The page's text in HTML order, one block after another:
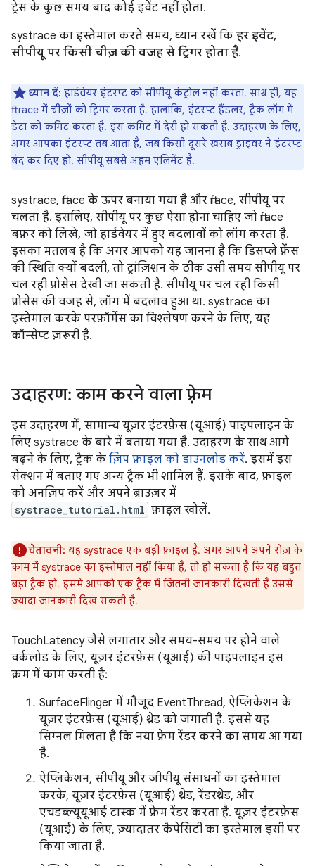
ट्रेस के कुछ समय बाद कोई इवेंट नहीं होता.
systrace का इस्तेमाल करते समय, ध्यान रखें कि हर इवेंट,
सीपीयू पर किसी चीज़ की वजह से ट्रिगर होता है.
ध्यान दें: हार्डवेयर इंटरप्ट को सीपीयू कंट्रोल नहीं करता. साथ ही, यह
ftrace में चीज़ों को ट्रिगर करता है. हालांकि, इंटरप्ट हैंडलर, ट्रैक लॉग में
डेटा को कमिट करता है. इस कमिट में देरी हो सकती है. उदाहरण के लिए,
अगर आपका इंटरप्ट तब आता है, जब किसी दूसरे खराब ड्राइवर ने इंटरप्ट
बंद कर दिए हों. सीपीयू सबसे अहम एलिमेंट है.
systrace, ftrace के ऊपर बनाया गया है और ftrace, सीपीयू पर
चलता है. इसलिए, सीपीयू पर कुछ ऐसा होना चाहिए जो ftrace
बफ़र को लिखे, जो हार्डवेयर में हुए बदलावों को लॉग करता है.
इसका मतलब है कि अगर आपको यह जानना है कि डिसप्ले फ़ेंस
की स्थिति क्यों बदली, तो ट्रांज़िशन के ठीक उसी समय सीपीयू पर
चल रही प्रोसेस देखी जा सकती है. सीपीयू पर चल रही किसी
प्रोसेस की वजह से, लॉग में बदलाव हुआ था. systrace का
इस्तेमाल करके परफ़ॉर्मेंस का विश्लेषण करने के लिए, यह
कॉन्सेप्ट ज़रूरी है.
उदाहरण: काम करने वाला फ़्रेम
इस उदाहरण में, सामान्य यूज़र इंटरफ़ेस (यूआई) पाइपलाइन के
लिए systrace के बारे में बताया गया है. उदाहरण के साथ आगे
बढ़ने के लिए, ट्रैक के ज़िप फ़ाइल को डाउनलोड करें. इसमें इस
सेक्शन में बताए गए अन्य ट्रैक भी शामिल हैं. इसके बाद, फ़ाइल
को अनज़िप करें और अपने ब्राउज़र में
systrace_tutorial.html फ़ाइल खोलें.
चेतावनी: यह systrace एक बड़ी फ़ाइल है. अगर आपने अपने रोज़ के
काम में systrace का इस्तेमाल नहीं किया है, तो हो सकता है कि यह बहुत
बड़ा ट्रैक हो. इसमें आपको एक ट्रैक में जितनी जानकारी दिखती है उससे
ज़्यादा जानकारी दिख सकती है.
TouchLatency जैसे लगातार और समय-समय पर होने वाले
वर्कलोड के लिए, यूज़र इंटरफ़ेस (यूआई) की पाइपलाइन इस
क्रम में काम करती है:
SurfaceFlinger में मौजूद EventThread, ऐप्लिकेशन के
यूज़र इंटरफ़ेस (यूआई) थ्रेड को जगाती है. इससे यह
सिग्नल मिलता है कि नया फ़्रेम रेंडर करने का समय आ गया
है.
ऐप्लिकेशन, सीपीयू और जीपीयू संसाधनों का इस्तेमाल
करके, यूज़र इंटरफ़ेस (यूआई) थ्रेड, रेंडरथ्रेड, और
एचडब्ल्यूयूआई टास्क में फ़्रेम रेंडर करता है. यूज़र इंटरफ़ेस
(यूआई) के लिए, ज़्यादातर कैपेसिटी का इस्तेमाल इसी पर
किया जाता है.